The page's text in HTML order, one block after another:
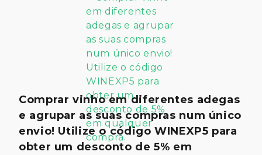
Comprar vinho em diferentes adegas
e agrupar as suas compras num único
envio! Utilize o código WINEXP5 para
obter um desconto de 5% em